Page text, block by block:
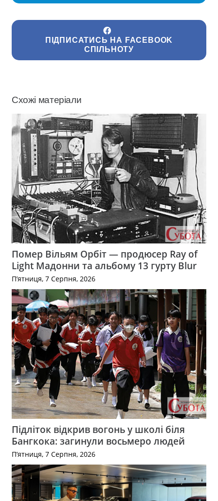
ПІДПИСАТИСЬ НА FACEBOOK
СПІЛЬНОТУ
Схожі матеріали
Помер Вільям Орбіт — продюсер Ray of
Light Мадонни та альбому 13 гурту Blur
П’ятниця, 7 Серпня, 2026
Підліток відкрив вогонь у школі біля
Бангкока: загинули восьмеро людей
П’ятниця, 7 Серпня, 2026